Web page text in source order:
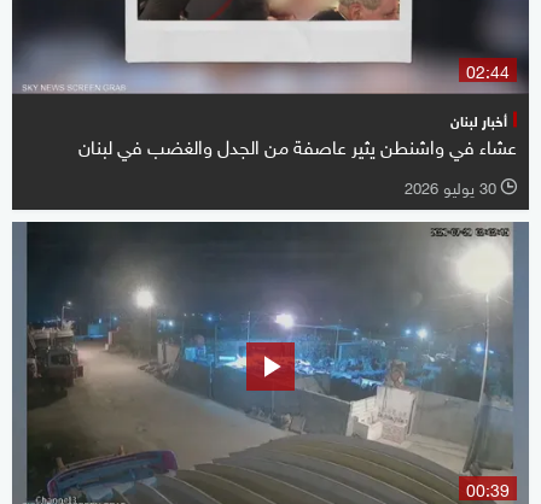
02:44
أخبار لبنان
عشاء في واشنطن يثير عاصفة من الجدل والغضب في لبنان
l 30 يوليو 2026
00:39